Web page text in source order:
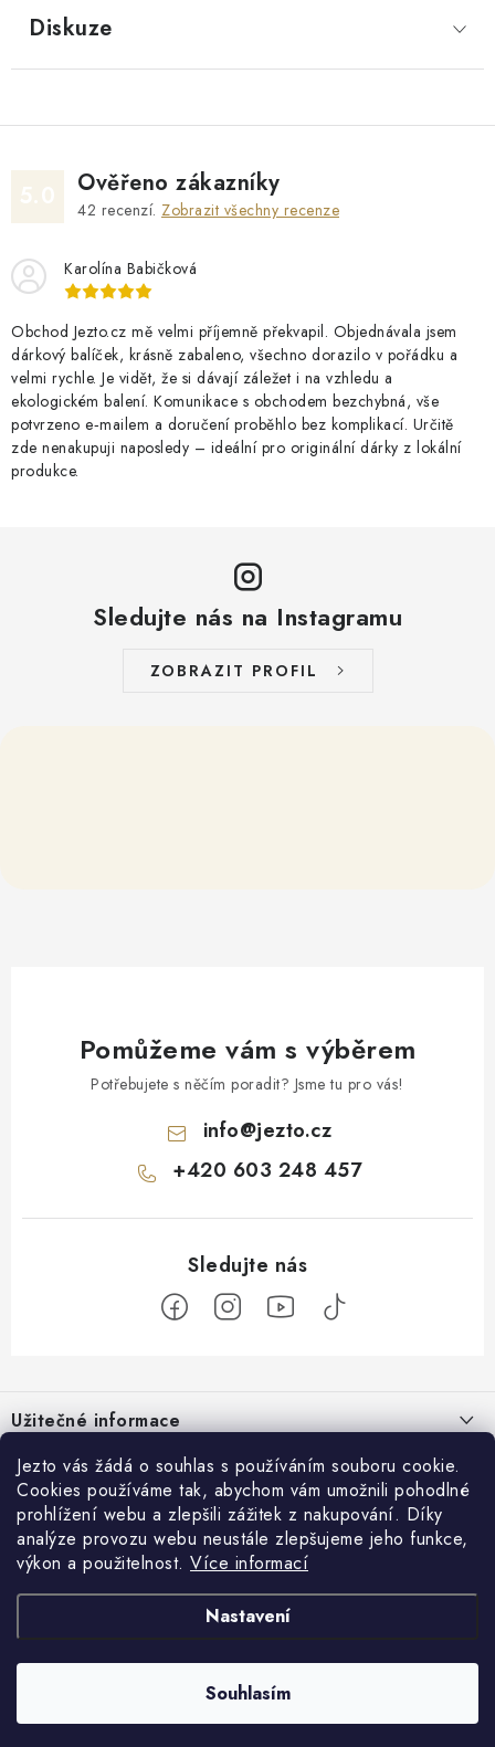
Jezto vás žádá o souhlas s používáním souboru cookie.
Cookies používáme tak, abychom vám umožnili pohodlné
prohlížení webu a zlepšili zážitek z nakupování. Díky
analýze provozu webu neustále zlepšujeme jeho funkce,
výkon a použitelnost. Více informací
Nastavení
Souhlasím
Diskuze
Ověřeno zákazníky
42 recenzí. Zobrazit všechny recenze
Karolína Babičková
Obchod Jezto.cz mě velmi příjemně překvapil. Objednávala jsem
dárkový balíček, krásně zabaleno, všechno dorazilo v pořádku a
velmi rychle. Je vidět, že si dávají záležet i na vzhledu a
ekologickém balení. Komunikace s obchodem bezchybná, vše
potvrzeno e‑mailem a doručení proběhlo bez komplikací. Určitě
zde nenakupuji naposledy – ideální pro originální dárky z lokální
produkce.
Sledujte nás na Instagramu
ZOBRAZIT PROFIL
Pomůžeme vám s výběrem
Potřebujete s něčím poradit? Jsme tu pro vás!
info@jezto.cz
+420 603 248 457
pUžitečné informace
O nás
Náš příběh
Firemní dárky
Kariéra
Blog
Zákaznický servis
Obchodní podmínky
Ochrana osobních údajů
Doprava & platba
Hodnocení obchodu
Přijímáme online platby
Facebook
. Všechna práva vyhrazena.